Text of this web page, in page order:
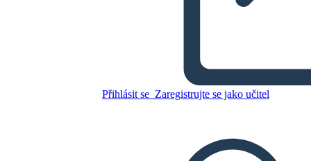
Přihlásit se Zaregistrujte se jako učitel
Zkopírujte tento scénář
PŘEHRÁT PREZENTACI